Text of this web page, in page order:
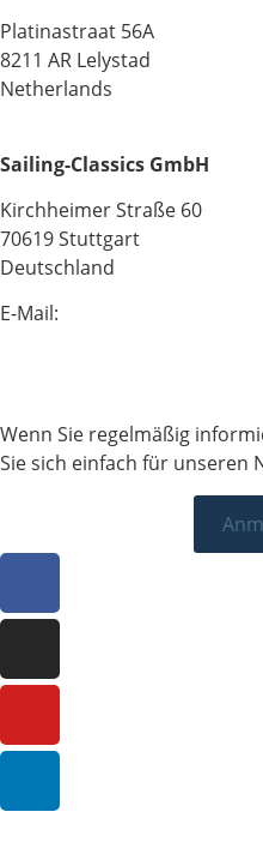
Platinastraat 56A
8211 AR Lelystad
Netherlands
Sailing-Classics GmbH
Kirchheimer Straße 60
70619 Stuttgart
Deutschland
E-Mail:
Wenn Sie regelmäßig
Sie sich einfach für unseren